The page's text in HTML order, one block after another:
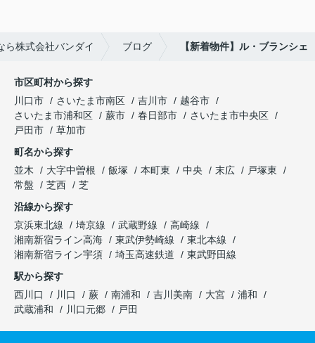
ら株式会社バンダイ ブログ 【新着物件】ル・ブランシェ
市区町村から探す
川口市
さいたま市南区 吉川市
越谷市
さいたま市浦和区
蕨市 春日部市
さいたま市中央区
戸田市
草加市
町名から探す
並木
大字中曽根 飯塚 本町東 中央 末広
戸塚東
常盤
芝西
芝
沿線から探す
京浜東北線
埼京線 武蔵野線
高崎線
湘南新宿ライン高海
東武伊勢崎線
東北本線
湘南新宿ライン宇須
埼玉高速鉄道
東武野田線
駅から探す
西川口
川口 蕨 南浦和 吉川美南 大宮
浦和
武蔵浦和
川口元郷 戸田